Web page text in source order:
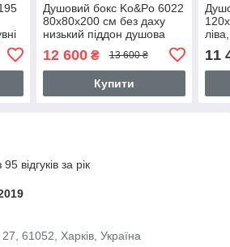
Душовий бокс Ko&Po 6022
80х80х200 см без даху
низький піддон душова
двері
12 600₴ 13 600 ₴
Купити
мм
11
відгуків за рік
61052, Харків, Україна